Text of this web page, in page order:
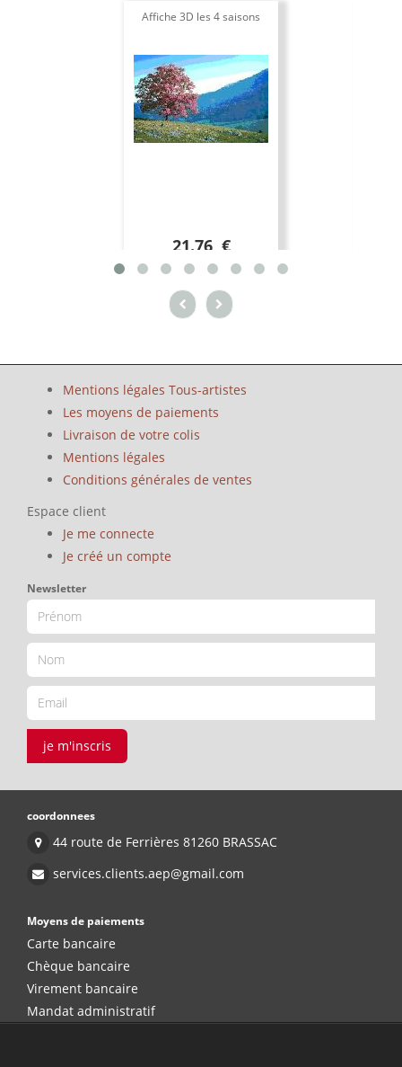
Affiche 3D les 4 saisons
21.76 €
Mentions légales Tous-artistes
Les moyens de paiements
Livraison de votre colis
Mentions légales
Conditions générales de ventes
Espace client
Je me connecte
Je créé un compte
Newsletter
je m'inscris
coordonnees
44 route de Ferrières 81260 BRASSAC
services.clients.aep@gmail.com
Moyens de paiements
Carte bancaire
Chèque bancaire
Virement bancaire
Mandat administratif